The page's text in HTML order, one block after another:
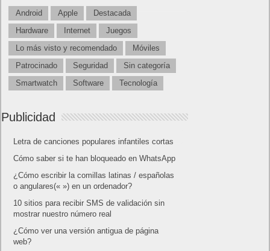
Android Apple
Destacada
Hardware
Internet
Juegos
Lo más visto y recomendado
Móviles
Patrocinado
Seguridad
Sin categoría
Smartwatch
Software Tecnología
Publicidad
Letra de canciones populares infantiles cortas
Cómo saber si te han bloqueado en WhatsApp
¿Cómo escribir la comillas latinas / españolas
o angulares(« ») en un ordenador?
10 sitios para recibir SMS de validación sin
mostrar nuestro número real
¿Cómo ver una versión antigua de página
web?